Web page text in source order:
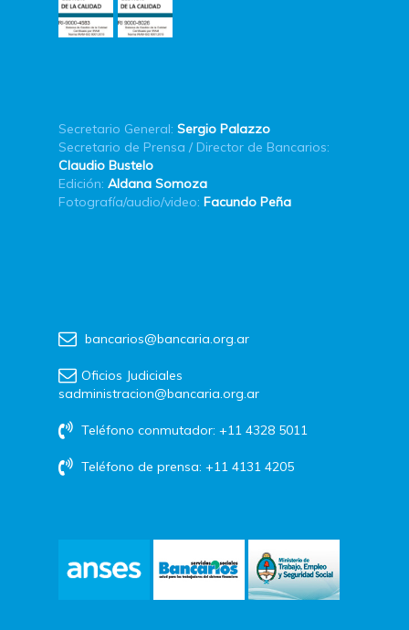
Secretario General: Sergio Palazzo
Secretario de Prensa / Director de Bancarios:
Claudio Bustelo
Edición: Aldana Somoza
Fotografía/audio/video: Facundo Peña
bancarios@bancaria.org.ar
Oficios Judiciales
sadministracion@bancaria.org.ar
Teléfono conmutador: +11 4328 5011
Teléfono de prensa: +11 4131 4205